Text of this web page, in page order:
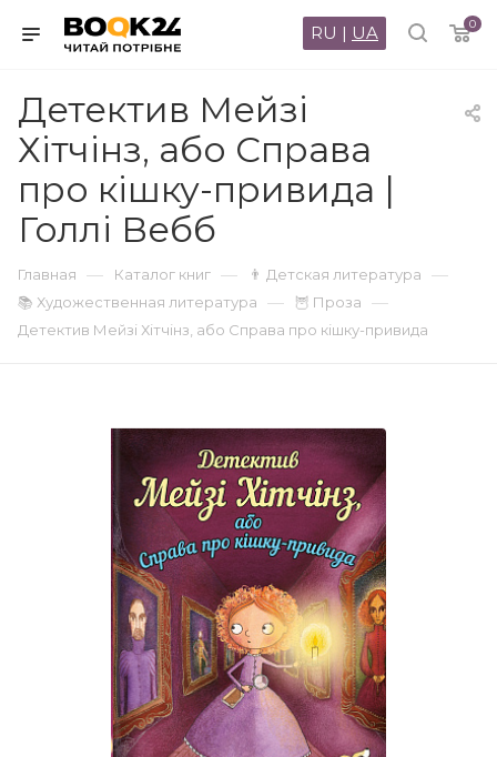
0
RU | UA
Детектив Мейзі
Хітчінз, або Справа
про кішку-привида |
Голлі Вебб
Главная — Каталог книг — 👨 Детская литература —
📚 Художественная литература — 🦉 Проза —
Детектив Мейзі Хітчінз, або Справа про кішку-привида